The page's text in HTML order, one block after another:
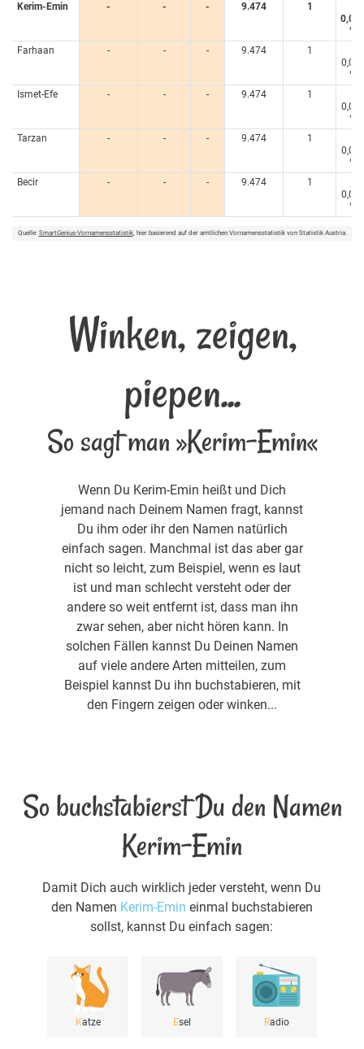
Kerim-Emin
- - - 9.474 1
%
Farhaan
- - - 9.474 1
%
Ismet-Efe
- - - 9.474 1
%
Tarzan
- - - 9.474 1
%
Becir
- - - 9.474 1
%
Quelle: SmartGenius-Vornamensstatistik, hier basierend auf der amtlichen Vornamensstatistik von Statistik Austria.
Winken, zeigen,
piepen...
So sagt man »Kerim-Emin«
Wenn Du Kerim-Emin heißt und Dich
jemand nach Deinem Namen fragt, kannst
Du ihm oder ihr den Namen natürlich
einfach sagen. Manchmal ist das aber gar
nicht so leicht, zum Beispiel, wenn es laut
ist und man schlecht versteht oder der
andere so weit entfernt ist, dass man ihn
zwar sehen, aber nicht hören kann. In
solchen Fällen kannst Du Deinen Namen
auf viele andere Arten mitteilen, zum
Beispiel kannst Du ihn buchstabieren, mit
den Fingern zeigen oder winken...
So buchstabierst Du den Namen
Kerim-Emin
Damit Dich auch wirklich jeder versteht, wenn Du
den Namen Kerim-Emin einmal buchstabieren
sollst, kannst Du einfach sagen:
Katze Esel Radio